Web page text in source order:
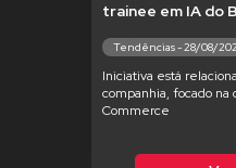
trainee em IA do
Tendências - 28/08/
Iniciativa está
companhia, focado na
Commerce